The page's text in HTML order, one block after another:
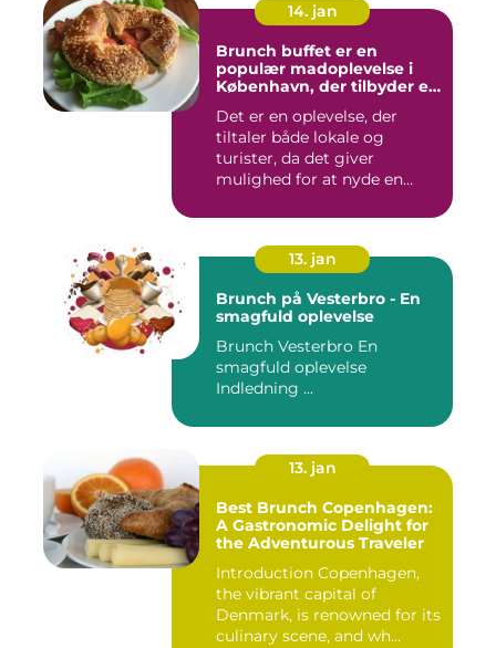
14. jan
Brunch buffet er en
populær madoplevelse i
København, der tilbyder en
der spænder fra friske
salater og smørrebrød til
bagels, pandekager og
æggekager
Det er en oplevelse, der
tiltaler både lokale og
turister, da det giver
mulighed for at nyde en
13. jan
Brunch på Vesterbro - En
smagfuld oplevelse
Brunch Vesterbro En
smagfuld oplevelse
Indledning ...
13. jan
Best Brunch Copenhagen:
A Gastronomic Delight for
the Adventurous Traveler
Introduction Copenhagen,
the vibrant capital of
Denmark, is renowned for its
culinary scene, and wh...